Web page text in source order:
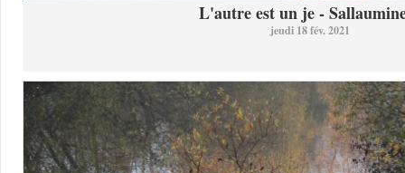
L'autre est un je -
jeudi 18 fév. 2021